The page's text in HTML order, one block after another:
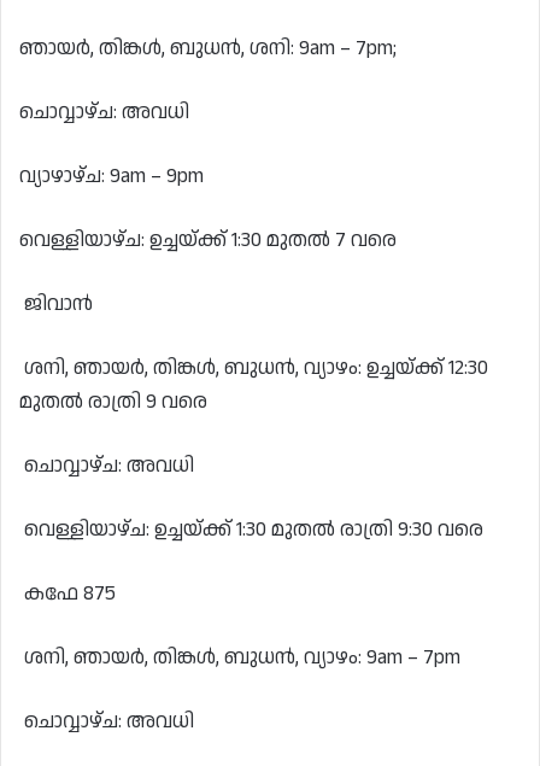
ഞായർ, തിങ്കൾ, ബുധൻ, ശനി: 9am – 7pm;
ചൊവ്വാഴ്ച: അവധി
വ്യാഴാഴ്ച: 9am – 9pm
വെള്ളിയാഴ്ച: ഉച്ചയ്ക്ക് 1:30 മുതൽ 7 വരെ
ജിവാൻ
ശനി, ഞായർ, തിങ്കൾ, ബുധൻ, വ്യാഴം: ഉച്ചയ്ക്ക് 12:30
മുതൽ രാത്രി 9 വരെ
ചൊവ്വാഴ്ച: അവധി
വെള്ളിയാഴ്ച: ഉച്ചയ്ക്ക് 1:30 മുതൽ രാത്രി 9:30 വരെ
കഫേ 875
ശനി, ഞായർ, തിങ്കൾ, ബുധൻ, വ്യാഴം: 9am – 7pm
ചൊവ്വാഴ്ച: അവധി